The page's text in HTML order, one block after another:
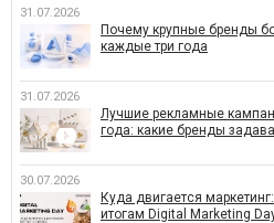
31.07.2026
Почему крупные бренды
каждые три года
31.07.2026
Лучшие рекламные
года: какие бренды
30.07.2026
Куда двигается
итогам Digital Marketing